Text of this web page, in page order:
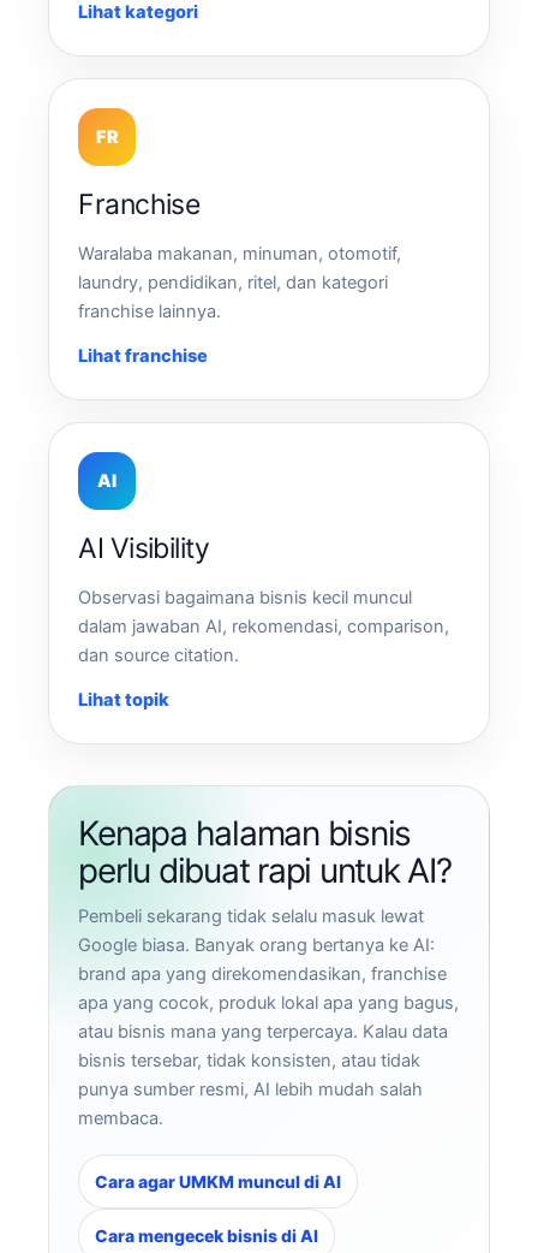
Lihat kategori
FR
Franchise
Waralaba makanan, minuman, otomotif,
laundry, pendidikan, ritel, dan kategori
franchise lainnya.
Lihat franchise
AI
AI Visibility
Observasi bagaimana bisnis kecil muncul
dalam jawaban AI, rekomendasi, comparison,
dan source citation.
Lihat topik
Kenapa halaman bisnis
perlu dibuat rapi untuk AI?
Pembeli sekarang tidak selalu masuk lewat
Google biasa. Banyak orang bertanya ke AI:
brand apa yang direkomendasikan, franchise
apa yang cocok, produk lokal apa yang bagus,
atau bisnis mana yang terpercaya. Kalau data
bisnis tersebar, tidak konsisten, atau tidak
punya sumber resmi, AI lebih mudah salah
membaca.
Cara agar UMKM muncul di AI
Cara mengecek bisnis di AI